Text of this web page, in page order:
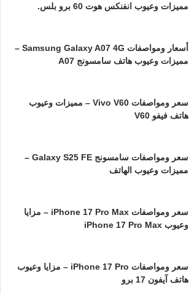
مميزات وعيوب انفنكس هوت 60 برو بلس.
أسعار ومواصفات Samsung Galaxy A07 4G –
مميزات وعيوب هاتف سامسونج A07
سعر ومواصفات Vivo V60 – مميزات وعيوب
هاتف فيفو V60
سعر ومواصفات سامسونج Galaxy S25 FE –
مميزات وعيوب الهاتف
سعر ومواصفات iPhone 17 Pro Max – مزايا
وعيوب iPhone 17 Pro Max
سعر ومواصفات iPhone 17 Pro – مزايا وعيوب
هاتف آيفون 17 برو